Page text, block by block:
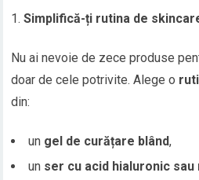
Simplifică-ți rutina de
Nu ai nevoie de zece produse
doar de cele potrivite. Alege o
din:
un gel de curățare blând,
un ser cu acid hialuronic sau